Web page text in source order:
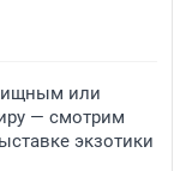
или
— смотрим
экзотики